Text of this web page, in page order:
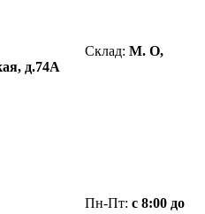
Склад: М. О,
д.74А
Пн-Пт: с 8:00 до